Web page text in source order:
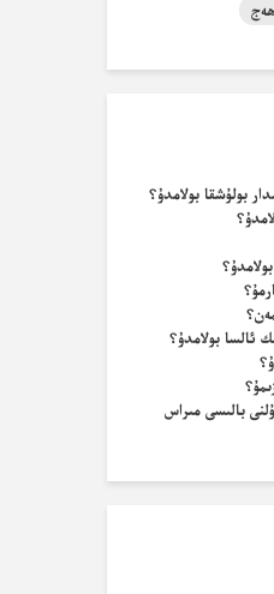
ھەج
بولۇشقا بولامدۇ؟
ئالسا بولامدۇ؟
بالىسى مىراس